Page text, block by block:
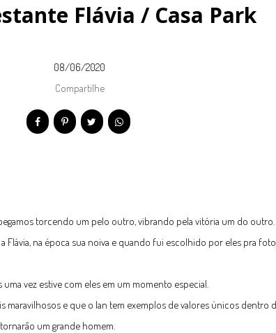
Flávia / Casa Park
08/06/2020
Compartilhe
torcendo um pelo outro, vibrando pela vitória um do outro.
na época sua noiva e quando fui escolhido por eles pra
vez estive com eles em um momento especial.
maravilhosos e que o Ian tem exemplos de valores únicos dentro
um grande homem.